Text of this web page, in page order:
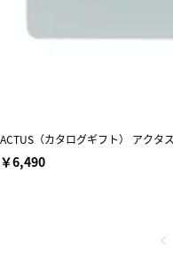
ACTUS（カタログギフト） アクタ
￥6,490